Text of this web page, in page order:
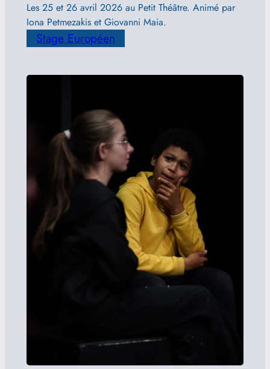
Les 25 et 26 avril 2026 au Petit Théâtre. Animé par
Iona Petmezakis et Giovanni Maia.
Stage Européen